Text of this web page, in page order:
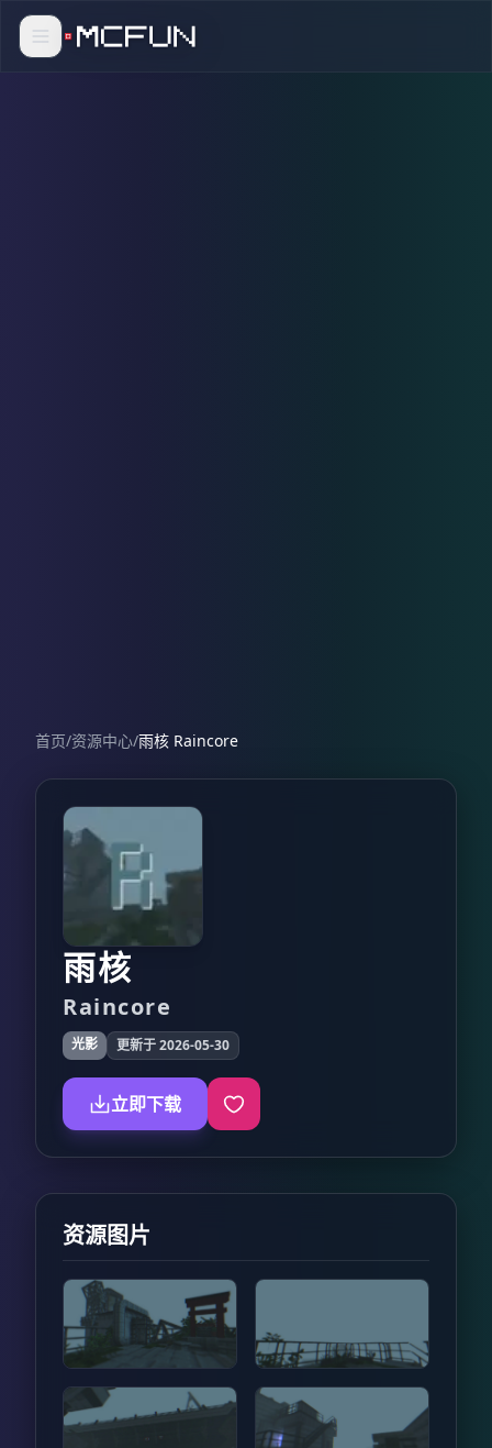
首页/资源中心/雨核 Raincore
雨核
Raincore
光影 更新于 2026-05-30
立即下载
资源图片